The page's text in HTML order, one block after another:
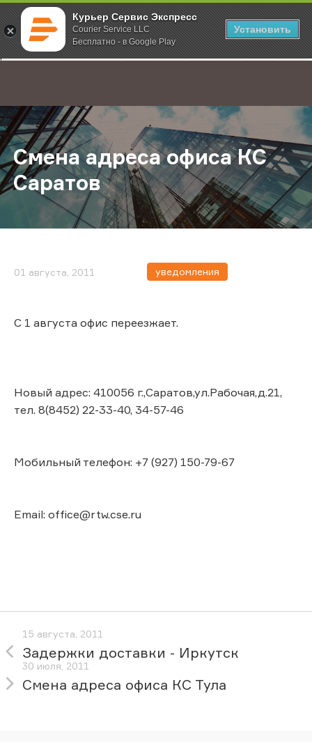
Курьер Сервис Экспресс
Courier Service LLC
Бесплатно - в Google Play
Установить
;
Главная О компании Новости Смена адреса офиса КС Саратов
Смена адреса офиса КС
Саратов
01 августа, 2011 уведомления
С 1 августа офис переезжает.
Новый адрес: 410056 г.,Саратов,ул.Рабочая,д.21,
тел. 8(8452) 22-33-40, 34-57-46
Мобильный телефон: +7 (927) 150-79-67
Email: office@rtw.cse.ru
15 августа, 2011
Задержки доставки - Иркутск
30 июля, 2011
Смена адреса офиса КС Тула